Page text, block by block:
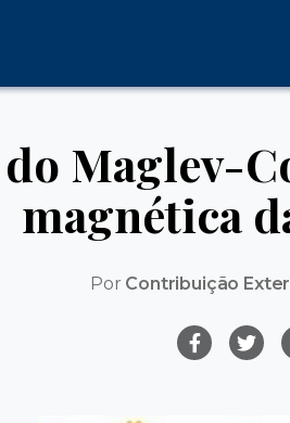
Maglev-
magnética
Por Contribuição